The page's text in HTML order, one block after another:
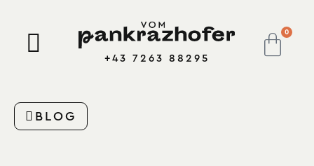
+43 7263 88295
0
BLOG